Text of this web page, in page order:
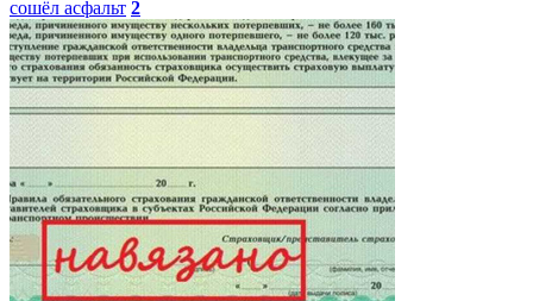
сошёл асфальт 2